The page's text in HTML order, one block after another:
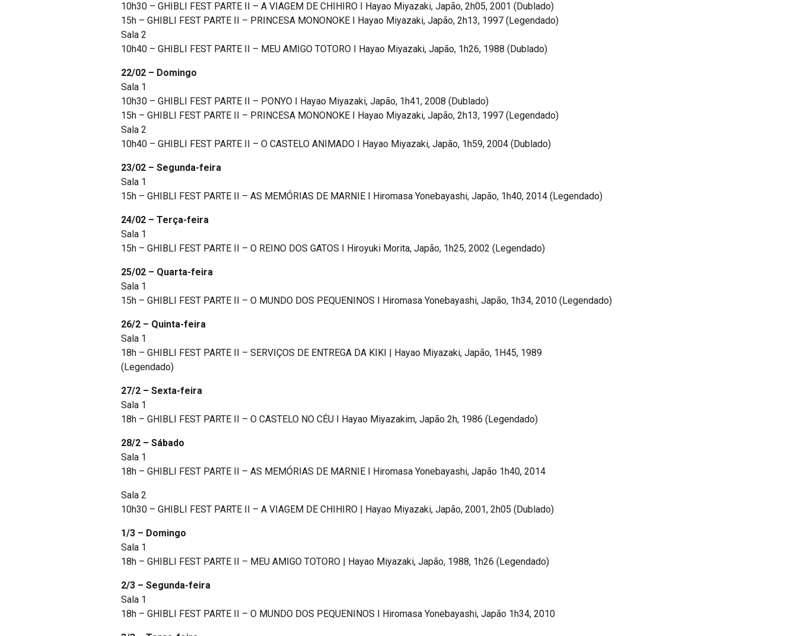
10h30 – GHIBLI FEST PARTE II – A VIAGEM DE CHIHIRO I Hayao Miyazaki, Japão, 2h05, 2001 (Dublado)
15h – GHIBLI FEST PARTE II – PRINCESA MONONOKE I Hayao Miyazaki, Japão, 2h13, 1997 (Legendado)
Sala 2
10h40 – GHIBLI FEST PARTE II – MEU AMIGO TOTORO I Hayao Miyazaki, Japão, 1h26, 1988 (Dublado)
22/02 – Domingo
Sala 1
10h30 – GHIBLI FEST PARTE II – PONYO I Hayao Miyazaki, Japão, 1h41, 2008 (Dublado)
15h – GHIBLI FEST PARTE II – PRINCESA MONONOKE I Hayao Miyazaki, Japão, 2h13, 1997 (Legendado)
Sala 2
10h40 – GHIBLI FEST PARTE II – O CASTELO ANIMADO I Hayao Miyazaki, Japão, 1h59, 2004 (Dublado)
23/02 – Segunda-feira
Sala 1
15h – GHIBLI FEST PARTE II – AS MEMÓRIAS DE MARNIE I Hiromasa Yonebayashi, Japão, 1h40, 2014 (Legendado)
24/02 – Terça-feira
Sala 1
15h – GHIBLI FEST PARTE II – O REINO DOS GATOS I Hiroyuki Morita, Japão, 1h25, 2002 (Legendado)
25/02 – Quarta-feira
Sala 1
15h – GHIBLI FEST PARTE II – O MUNDO DOS PEQUENINOS I Hiromasa Yonebayashi, Japão, 1h34, 2010 (Legendado)
26/2 – Quinta-feira
Sala 1
18h – GHIBLI FEST PARTE II – SERVIÇOS DE ENTREGA DA KIKI | Hayao Miyazaki, Japão, 1H45, 1989
(Legendado)
27/2 – Sexta-feira
Sala 1
18h – GHIBLI FEST PARTE II – O CASTELO NO CÉU I Hayao Miyazakim, Japão 2h, 1986 (Legendado)
28/2 – Sábado
Sala 1
18h – GHIBLI FEST PARTE II – AS MEMÓRIAS DE MARNIE I Hiromasa Yonebayashi, Japão 1h40, 2014
Sala 2
10h30 – GHIBLI FEST PARTE II – A VIAGEM DE CHIHIRO | Hayao Miyazaki, Japão, 2001, 2h05 (Dublado)
1/3 – Domingo
Sala 1
18h – GHIBLI FEST PARTE II – MEU AMIGO TOTORO | Hayao Miyazaki, Japão, 1988, 1h26 (Legendado)
2/3 – Segunda-feira
Sala 1
18h – GHIBLI FEST PARTE II – O MUNDO DOS PEQUENINOS I Hiromasa Yonebayashi, Japão 1h34, 2010